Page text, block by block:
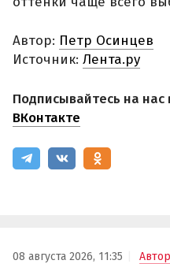
Автор: Петр Осинцев
Источник: Лента.ру
Подписывайтесь на нас
ВКонтакте
08 августа 2026, 11:35